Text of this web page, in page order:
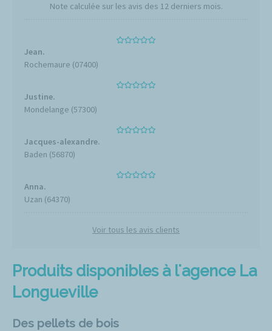
Produits disponibles à l'agence La
Longueville
Des pellets de bois
Note calculée sur les avis des 12 derniers mois.
Jean.
Rochemaure (07400)
Justine.
Mondelange (57300)
Jacques-alexandre.
Baden (56870)
Anna.
Uzan (64370)
Voir tous les avis clients